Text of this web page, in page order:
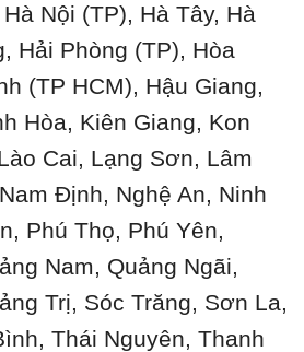
Nội (TP), Hà Tây, Hà
Hải Phòng (TP), Hòa
(TP HCM), Hậu Giang,
Hòa, Kiên Giang, Kon
Cai, Lạng Sơn, Lâm
Định, Nghệ An, Ninh
Phú Thọ, Phú Yên,
Nam, Quảng Ngãi,
Trị, Sóc Trăng, Sơn La,
Thái Nguyên, Thanh